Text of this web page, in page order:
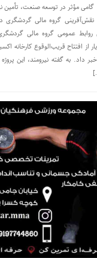
گامی مؤثر در توسعه صنعت، تأمین
نقش‌آفرینی گروه مالی گردشگری
روابط عمومی گروه مالی
از افتتاح قریب‌الوقوع کارخانه
داد. به گفته نیرومند، این